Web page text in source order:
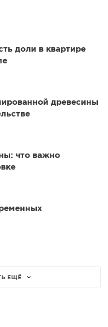
доли в квартире
древесины
что важно
ЕЩЁ